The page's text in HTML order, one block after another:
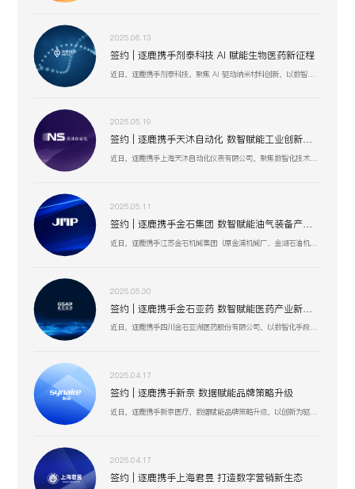
2025.06.13
签约 | 逐鹿携手剂泰科技 AI 赋能生物医药新征程
2025.05.19
签约 | 逐鹿携手天沐自动化 数智赋能工业创新生态
近日，逐鹿携手上海天沐自动化仪表有限公司，聚焦数智化技术融合，以创新驱动工业场景升级，助力天沐自动化在智能制造、传感器研发等业务板块，深化数智应用，开启高效协同、精准创新的发展新篇 。
2025.05.11
签约 | 逐鹿携手金石集团 数智赋能油气装备产业升级
近日，逐鹿携手江苏金石机械集团（原金浦机械厂、金湖石油机械有限公司 ），以数智化技术为引擎，聚焦油气装备产业创新升级，助力金石集团在研发、生产、服务全流程提效，驱动高压油气井口装备等业务开启数智化增长新篇 。
2025.05.30
签约 | 逐鹿携手金石亚药 数智赋能医药产业新增长
近日，逐鹿携手四川金石亚洲医药股份有限公司，以数智化手段赋能医药产业升级，聚焦创新驱动与价值深挖，助力金石亚药在医药健康、新材料及机械设备等业务板块，开启高效增长、精准运营的全新阶段 。
2025.04.17
签约 | 逐鹿携手新奈 数据赋能品牌策略升级
近日，逐鹿携手新奈医疗，数据赋能品牌策略升级，以创新为驱动，以用户为中心，助力其开启品牌增长新纪元。
2025.04.17
签约 | 逐鹿携手上海君昱 打造数字营销新生态